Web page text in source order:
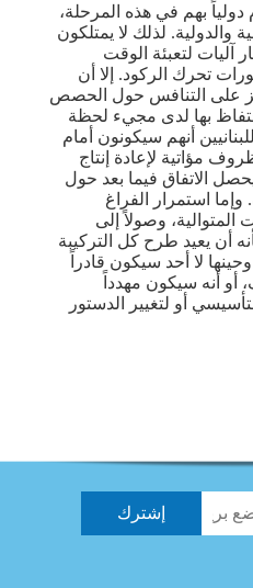
دولياً بهم في هذه المرحلة،
والدولية. لذلك لا يمتلكون
آليات لتعبئة الوقت
تحرك الركود. إلا أن
على التنافس حول الحصص
بها لدى مجيء لحظة
أنهم سيكونون أمام
مؤاتية لإعادة إنتاج
الاتفاق فيما بعد حول
استمرار الفراغ
وصولاً إلى
أن يعيد طرح كل التركيبة
لا أحد سيكون قادراً
أو أنه سيكون مهدداً
أو لتغيير الدستور